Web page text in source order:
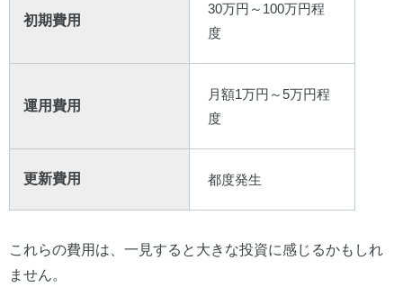
初期費用
30万円～100万円程
度
運用費用
月額1万円～5万円程
度
更新費用 都度発生
これらの費用は、一見すると大きな投資に感じるかもしれ
ません。